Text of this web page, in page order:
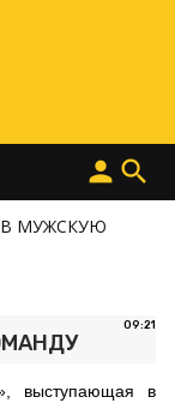
search
person
МУЖСКУЮ
09:21
выступающая в